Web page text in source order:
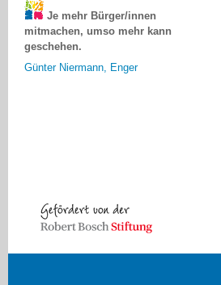
mitmachen, umso mehr kann
geschehen.
Günter Niermann, Enger